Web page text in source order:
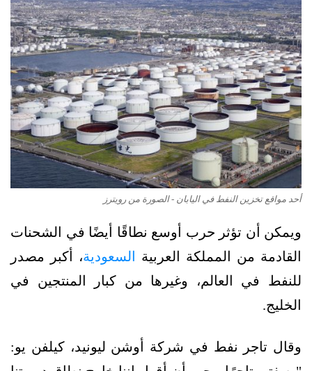
أحد مواقع تخزين النفط في اليابان - الصورة من رويترز
ويمكن أن تؤثر حرب أوسع نطاقًا أيضًا في الشحنات
القادمة من المملكة العربية
السعودية، أكبر مصدر
للنفط في العالم، وغيرها من كبار المنتجين في
الخليج.
وقال تاجر نفط في شركة أوشن ليونيد، كيلفن يو: